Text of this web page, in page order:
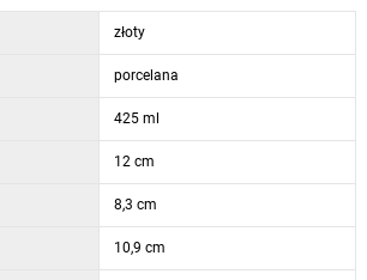
złoty
porcelana
425 ml
12 cm
8,3 cm
10,9 cm